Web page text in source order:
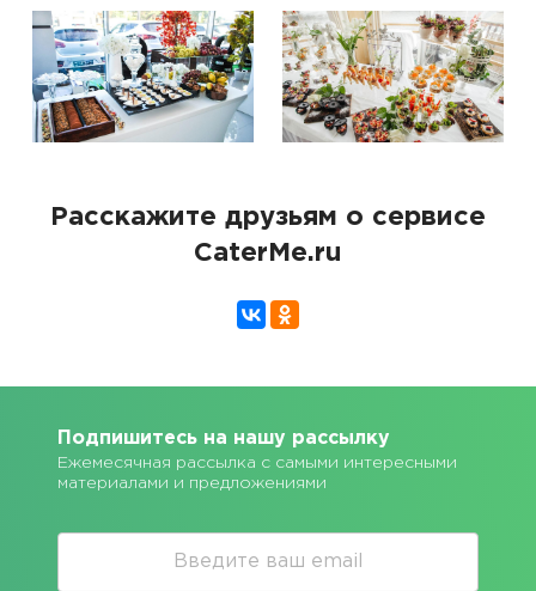
Расскажите друзьям о сервисе
CaterMe.ru
Подпишитесь на нашу рассылку
Ежемесячная рассылка с самыми интересными
материалами и предложениями